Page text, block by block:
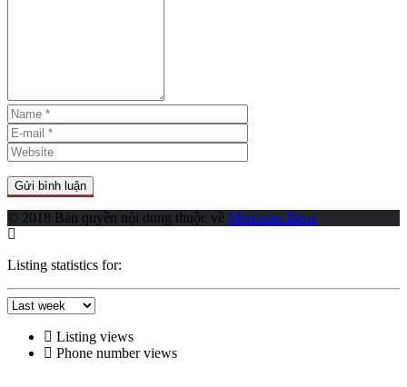
© 2018 Bản quyền nội dung thuộc về Mercedes Benz
Listing statistics for:
Listing views
Phone number views